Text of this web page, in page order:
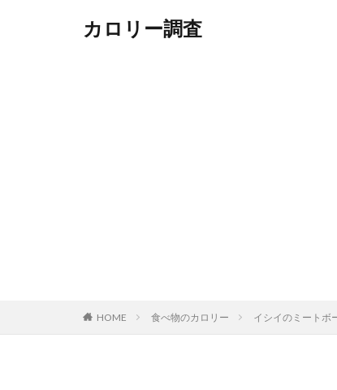
カロリー調査
HOME 食べ物のカロリー イシイのミートボ